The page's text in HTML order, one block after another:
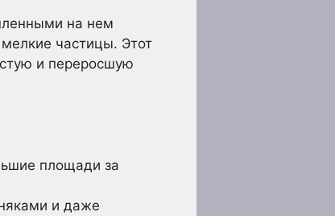
на нем
частицы. Этот
и переросшую
площади за
и даже